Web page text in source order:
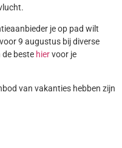
je op pad wilt
9 augustus bij diverse
de beste hiervoor je
van vakanties hebben zijn